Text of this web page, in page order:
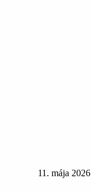
11. mája 2026